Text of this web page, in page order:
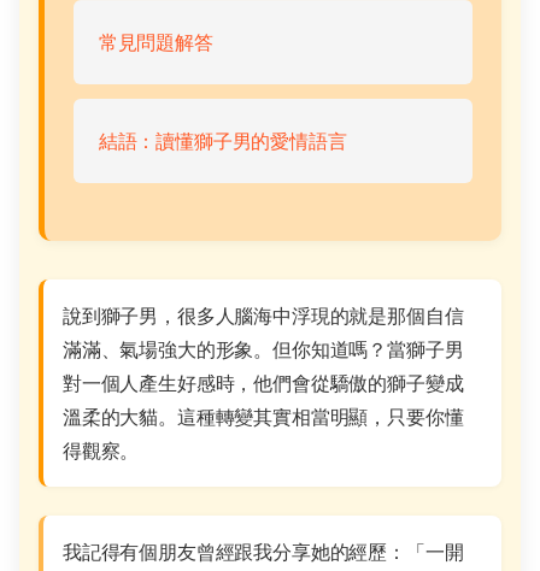
常見問題解答
結語：讀懂獅子男的愛情語言
說到獅子男，很多人腦海中浮現的就是那個自信
滿滿、氣場強大的形象。但你知道嗎？當獅子男
對一個人產生好感時，他們會從驕傲的獅子變成
溫柔的大貓。這種轉變其實相當明顯，只要你懂
得觀察。
我記得有個朋友曾經跟我分享她的經歷：「一開